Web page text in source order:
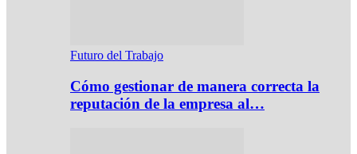
Futuro del Trabajo
Cómo gestionar de manera correcta la
reputación de la empresa al…